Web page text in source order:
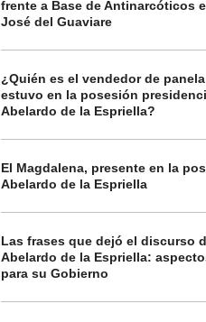
frente a Base de Antinarcóticos
José del Guaviare
¿Quién es el vendedor de
estuvo en la posesión
Abelardo de la Espriella?
El Magdalena, presente en la
Abelardo de la Espriella
Las frases que dejó el discurso
Abelardo de la Espriella:
para su Gobierno